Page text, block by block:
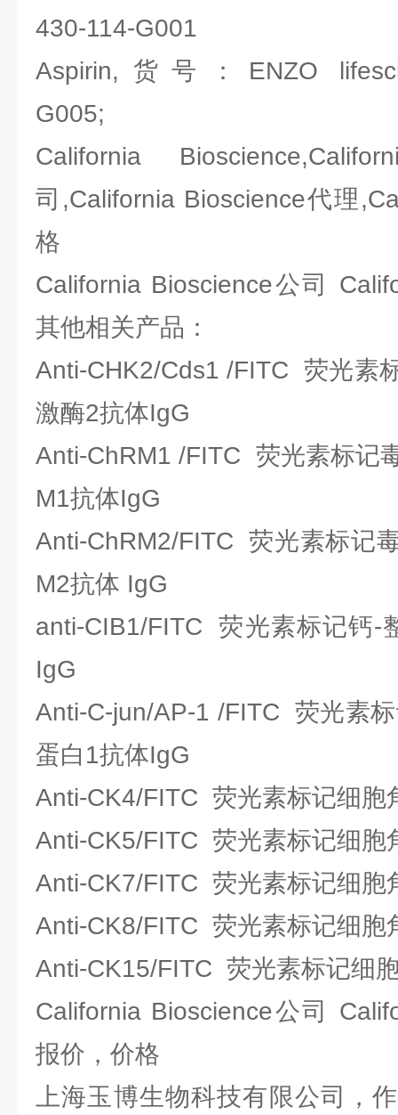
430-114-G001
Aspirin,货号：ENZO
G005;
California
司,California Bioscience代理
格
California Bioscience公司
其他相关产品：
Anti-CHK2/Cds1 /FITC 荧光素
激酶2抗体IgG
Anti-ChRM1 /FITC 荧光素标记
M1抗体IgG
Anti-ChRM2/FITC 荧光素标记
M2抗体 IgG
anti-CIB1/FITC 荧光素标记钙-
IgG
Anti-C-jun/AP-1 /FITC 荧光素
蛋白1抗体IgG
Anti-CK4/FITC 荧光素标记细胞
Anti-CK5/FITC 荧光素标记细胞
Anti-CK7/FITC 荧光素标记细胞
Anti-CK8/FITC 荧光素标记细胞
Anti-CK15/FITC 荧光素标记细
California Bioscience公司
报价，价格
上海玉博生物科技有限公司，